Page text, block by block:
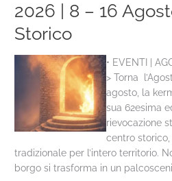
2026 | 8 – 16
Storico
• EVENTI |
> Torna
agosto, la
sua 62esima
rievocazione
centro
tradizionale per l’intero territorio.
borgo si trasforma in un